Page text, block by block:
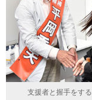
支援者と握手をす